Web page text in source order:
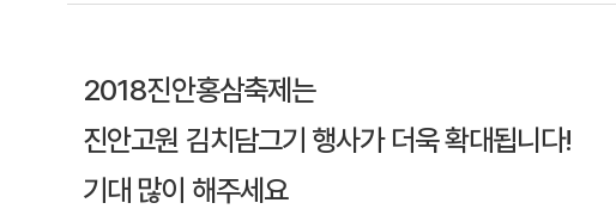
2018진안홍삼축제는
진안고원 김치담그기 행사가 더욱 확대됩니다!
기대 많이 해주세요